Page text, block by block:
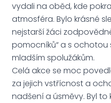
vydali na oběd, kde
atmosféra. Bylo krásné
nejstarší žáci
pomocníků“ a s ochotou
mladším spolužákům.
Celá akce se moc
za jejich vstřícnost a
nadšení a úsměvy. Byl to